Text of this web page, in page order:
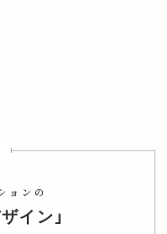
ョンの
イン」